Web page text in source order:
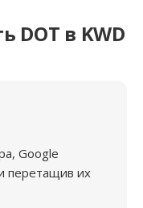
DOT в KWD
Google
перетащив их